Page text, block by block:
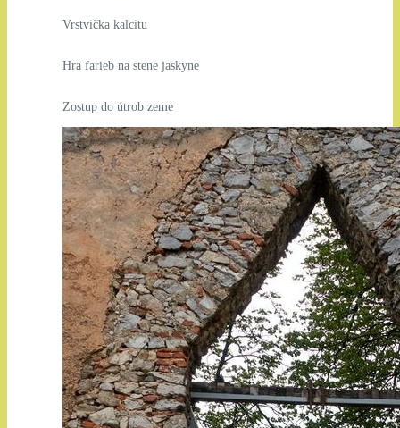
Vrstvička kalcitu
Hra farieb na stene jaskyne
Zostup do útrob zeme